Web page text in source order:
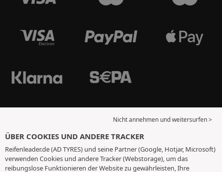
Nicht annehmen und weitersurfen >
ÜBER COOKIES UND ANDERE TRACKER
Reifenleader.de (AD TYRES) und seine Partner (Google, Hotjar, Microsoft)
verwenden Cookies und andere Tracker (Webstorage), um das
reibungslose Funktionieren der Website zu gewährleisten, Ihre